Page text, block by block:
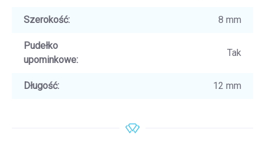
Szerokość: 8 mm
Pudełko
upominkowe:
Tak
Długość: 12 mm